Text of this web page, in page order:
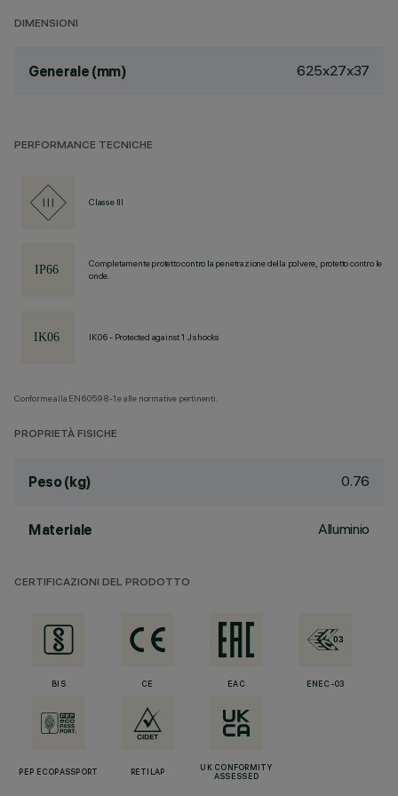
DIMENSIONI
Generale (mm) 625x27x37
PERFORMANCE TECNICHE
Classe III
Completamente protetto contro la penetrazione della polvere, protetto contro le
onde.
IK06 - Protected against 1 J shocks
Conforme alla EN60598-1 e alle normative pertinenti.
PROPRIETÀ FISICHE
Peso (kg) 0.76
Materiale Alluminio
CERTIFICAZIONI DEL PRODOTTO
BIS CE EAC ENEC-03
PEP ECOPASSPORT RETILAP
UK CONFORMITY
ASSESSED